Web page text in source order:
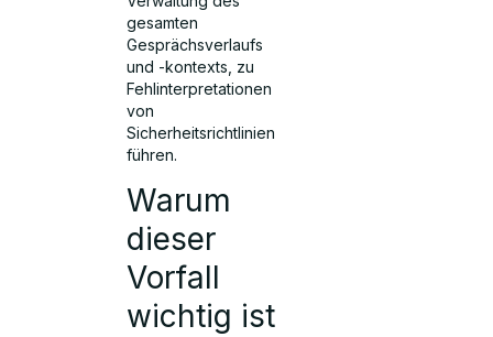
gesamten
Gesprächsverlaufs
und -kontexts, zu
Fehlinterpretationen
von
Sicherheitsrichtlinien
führen.
Warum
dieser
Vorfall
wichtig ist